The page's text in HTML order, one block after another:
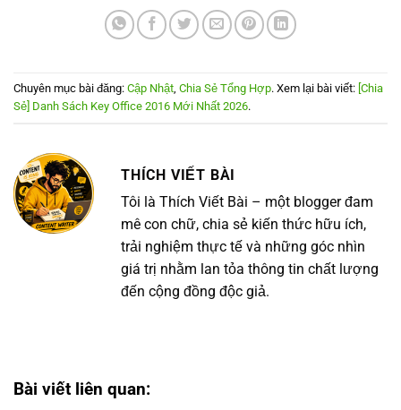
Chuyên mục bài đăng: Cập Nhật Chia Sẻ Tổng Hợp. Xem lại bài viết: [Chia
Sẻ] Danh Sách Key Office 2016 Mới Nhất 2026.
THÍCH VIẾT BÀI
Tôi là Thích Viết Bài – một blogger đam
mê con chữ, chia sẻ kiến thức hữu ích,
trải nghiệm thực tế và những góc nhìn
giá trị nhằm lan tỏa thông tin chất lượng
đến cộng đồng độc giả.
Bài viết liên quan: